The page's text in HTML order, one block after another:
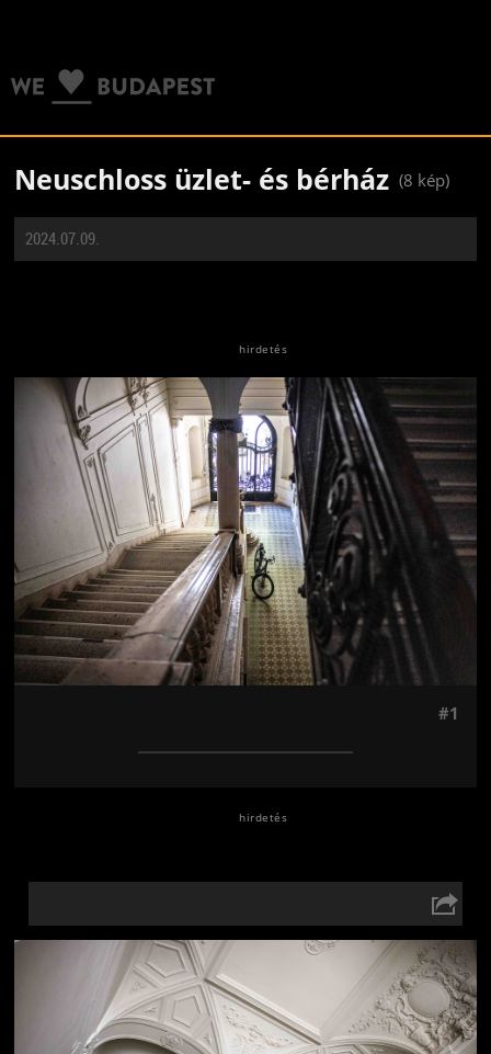
Neuschloss üzlet- és bérház (8 kép)
2024.07.09.
Jön még kép!
#1
Jön még kép!